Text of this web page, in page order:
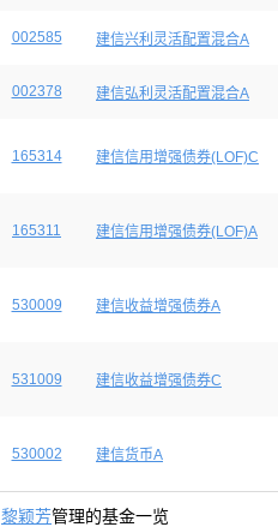
002585 建信兴利灵活配置混合A
002378 建信弘利灵活配置混合A
165314 建信信用增强债券(LOF)C
165311 建信信用增强债券(LOF)A
530009 建信收益增强债券A
531009 建信收益增强债券C
530002 建信货币A
黎颖芳管理的基金一览